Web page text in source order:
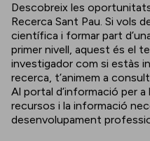
Descobreix les
Recerca Sant Pau. Si vols
científica i formar part
primer nivell, aquest és el
investigador com si estàs
recerca, t’animem a
Al portal d’informació per
recursos i la informació
desenvolupament